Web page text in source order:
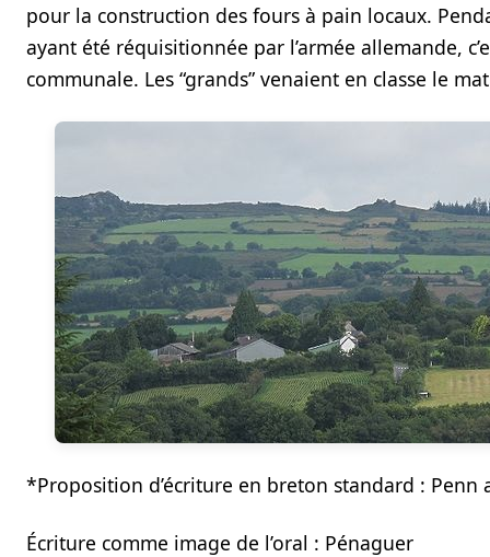
pour la construction des fours à pain locaux.
ayant été réquisitionnée par l’armée allemande,
communale. Les “grands” venaient en classe le
*Proposition d’écriture en breton standard : Penn
Écriture comme image de l’oral : Pénaguer